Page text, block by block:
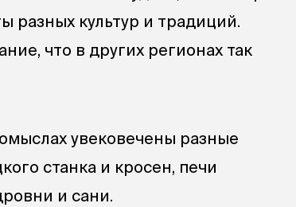
разных культур и традиций.
что в других регионах так
увековечены разные
станка и кросен, печи
и сани.